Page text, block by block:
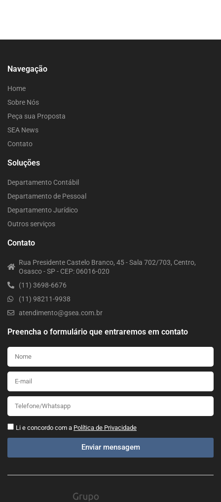
Navegação
Home
Sobre Nós
Peça sua Proposta
SEA News
Contato
Soluções
Departamento Contábil
Departamento de Pessoal
Departamento Jurídico
Outros serviços
Contato
Rua Presidente Castelo Branco, 45 - Sala 702/703, Centro,
Osasco - SP - CEP: 06016-020
(11) 3698-6676
(11) 98211-9938
atendimento@gsea.com.br
Preencha o formulário que entraremos em contato
Li e concordo com a Política de Privacidade
Enviar mensagem